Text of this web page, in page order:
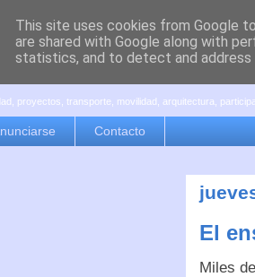
proyectos, transporte, movilidad, arquitectura,
Contacto
El
Miles
This site uses cookies from Google
are shared with Google along with
statistics, and to detect and address